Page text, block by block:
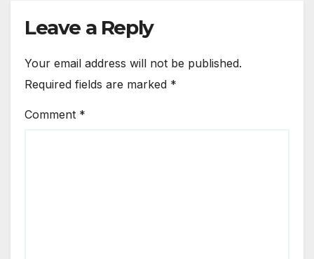
Leave a Reply
Your email address will not be published.
Required fields are marked *
Comment *